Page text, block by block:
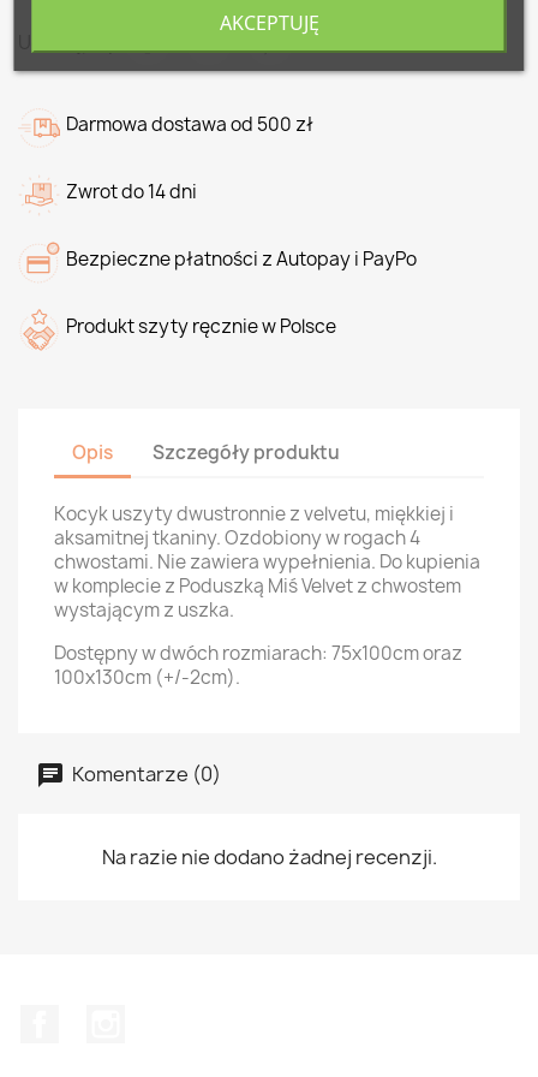
Darmowa dostawa od 500 zł
Zwrot do 14 dni
Bezpieczne płatności z Autopay i PayPo
Produkt szyty ręcznie w Polsce
Opis Szczegóły produktu
Kocyk uszyty dwustronnie z velvetu, miękkiej i
aksamitnej tkaniny. Ozdobiony w rogach 4
chwostami. Nie zawiera wypełnienia. Do kupienia
w komplecie z Poduszką Miś Velvet z chwostem
wystającym z uszka.
Dostępny w dwóch rozmiarach: 75x100cm oraz
100x130cm (+/-2cm).
Komentarze (0)
Na razie nie dodano żadnej recenzji.
AKCEPTUJĘ